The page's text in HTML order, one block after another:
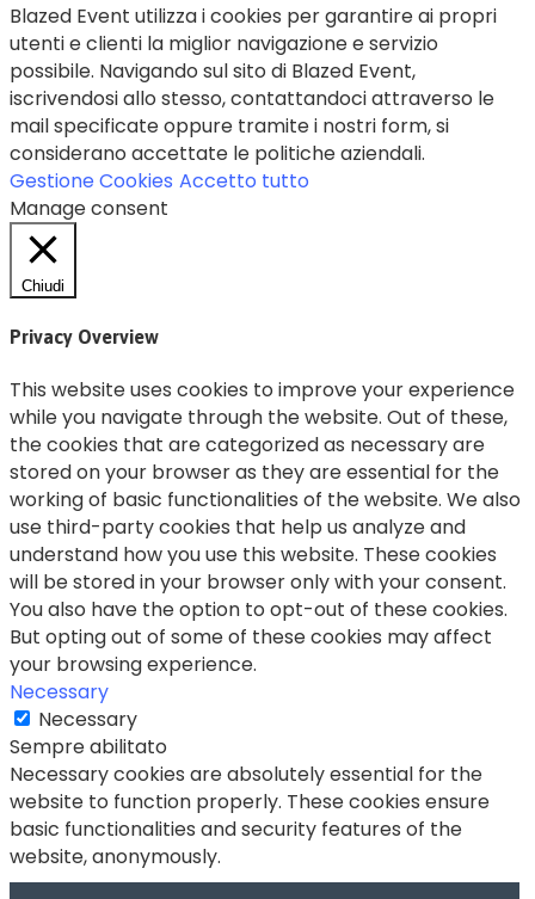
Blazed Event utilizza i cookies per garantire ai propri
utenti e clienti la miglior navigazione e servizio
possibile. Navigando sul sito di Blazed Event,
iscrivendosi allo stesso, contattandoci attraverso le
mail specificate oppure tramite i nostri form, si
considerano accettate le politiche aziendali.
Gestione Cookies Accetto tutto
Manage consent
Chiudi
Privacy Overview
This website uses cookies to improve your experience
while you navigate through the website. Out of these,
the cookies that are categorized as necessary are
stored on your browser as they are essential for the
working of basic functionalities of the website. We also
use third-party cookies that help us analyze and
understand how you use this website. These cookies
will be stored in your browser only with your consent.
You also have the option to opt-out of these cookies.
But opting out of some of these cookies may affect
your browsing experience.
Necessary
Necessary
Sempre abilitato
Necessary cookies are absolutely essential for the
website to function properly. These cookies ensure
basic functionalities and security features of the
website, anonymously.